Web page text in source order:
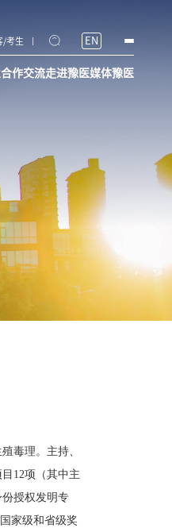
/考生 EN
合作交流走进豫医媒体豫医
毒理。主持、
12项（其中主
授权发明专
家级和省级奖